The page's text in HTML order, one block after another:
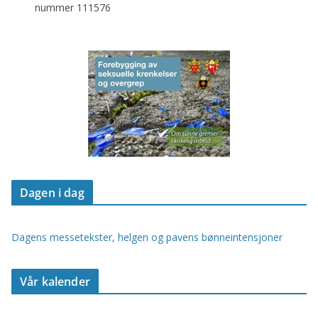
nummer 111576
Dagen i dag
Dagens messetekster, helgen og pavens bønneintensjoner
Vår kalender